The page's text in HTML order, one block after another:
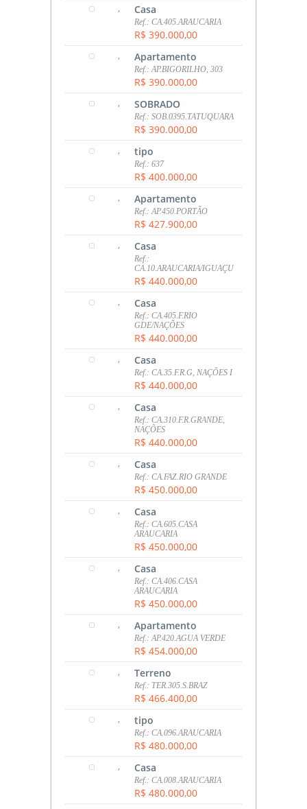
, Casa
Ref.: CA.405.ARAUCARIA
R$ 390.000,00
, Apartamento
Ref.: AP.BIGORILHO, 303
R$ 390.000,00
, SOBRADO
Ref.: SOB.0395.TATUQUARA
R$ 390.000,00
, tipo
Ref.: 637
R$ 400.000,00
, Apartamento
Ref.: AP.450.PORTÃO
R$ 427.900,00
, Casa
Ref.:
CA.10.ARAUCARIA/IGUAÇU
R$ 440.000,00
, Casa
Ref.: CA.405.F.RIO
GDE/NAÇÕES
R$ 440.000,00
, Casa
Ref.: CA.35.F.R.G, NAÇÕES I
R$ 440.000,00
, Casa
Ref.: CA.310.F.R.GRANDE,
NAÇÕES
R$ 440.000,00
, Casa
Ref.: CA.FAZ.RIO GRANDE
R$ 450.000,00
, Casa
Ref.: CA.605.CASA
ARAUCARIA
R$ 450.000,00
, Casa
Ref.: CA.406.CASA
ARAUCARIA
R$ 450.000,00
, Apartamento
Ref.: AP.420.AGUA VERDE
R$ 454.000,00
, Terreno
Ref.: TER.305.S.BRAZ
R$ 466.400,00
, tipo
Ref.: CA.096.ARAUCARIA
R$ 480.000,00
, Casa
Ref.: CA.008.ARAUCARIA
R$ 480.000,00